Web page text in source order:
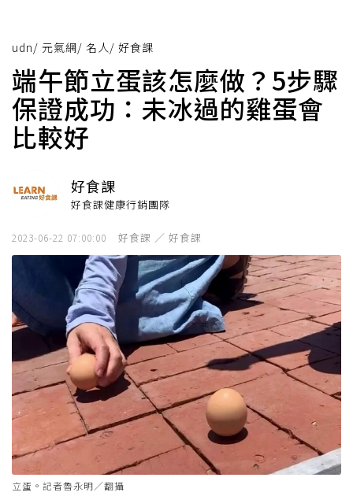
udn/ 元氣網/ 名人/ 好食課
端午節立蛋該怎麼做？5步驟
保證成功：未冰過的雞蛋會
比較好
好食課
好食課健康行銷團隊
2023-06-22 07:00:00 好食課 ／ 好食課
立蛋。記者魯永明／翻攝